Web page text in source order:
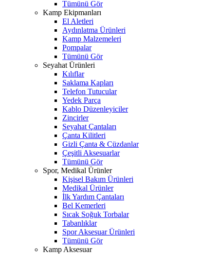
Tümünü Gör
Kamp Ekipmanları
El Aletleri
Aydınlatma Ürünleri
Kamp Malzemeleri
Pompalar
Tümünü Gör
Seyahat Ürünleri
Kılıflar
Saklama Kapları
Telefon Tutucular
Yedek Parça
Kablo Düzenleyiciler
Zincirler
Seyahat Çantaları
Çanta Kilitleri
Gizli Çanta & Cüzdanlar
Çeşitli Aksesuarlar
Tümünü Gör
Spor, Medikal Ürünler
Kişisel Bakım Ürünleri
Medikal Ürünler
İlk Yardım Çantaları
Bel Kemerleri
Sıcak Soğuk Torbalar
Tabanlıklar
Spor Aksesuar Ürünleri
Tümünü Gör
Kamp Aksesuar